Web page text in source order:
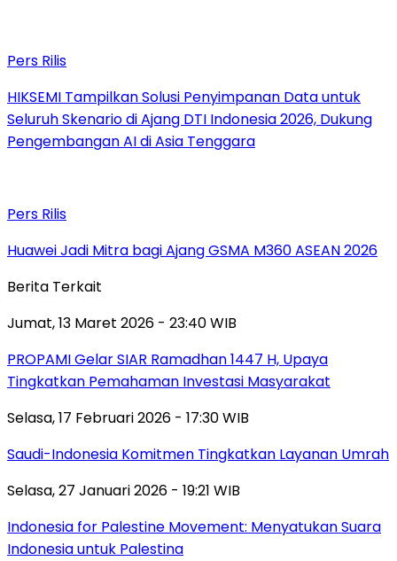
Pers Rilis
HIKSEMI Tampilkan Solusi Penyimpanan Data untuk
Seluruh Skenario di Ajang DTI Indonesia 2026, Dukung
Pengembangan AI di Asia Tenggara
Pers Rilis
Huawei Jadi Mitra bagi Ajang GSMA M360 ASEAN 2026
Berita Terkait
Jumat, 13 Maret 2026 - 23:40 WIB
PROPAMI Gelar SIAR Ramadhan 1447 H, Upaya
Tingkatkan Pemahaman Investasi Masyarakat
Selasa, 17 Februari 2026 - 17:30 WIB
Saudi-Indonesia Komitmen Tingkatkan Layanan Umrah
Selasa, 27 Januari 2026 - 19:21 WIB
Indonesia for Palestine Movement: Menyatukan Suara
Indonesia untuk Palestina